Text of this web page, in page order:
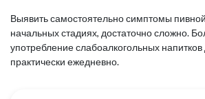
Выявить самостоятельно симптомы
начальных стадиях, достаточно сложно.
употребление слабоалкогольных
практически ежедневно.